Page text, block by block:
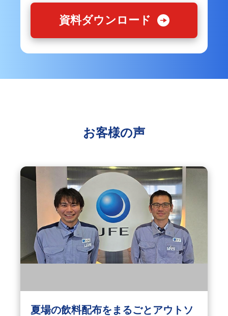
資料ダウンロード
お客様の声
夏場の飲料配布をまるごとアウトソ